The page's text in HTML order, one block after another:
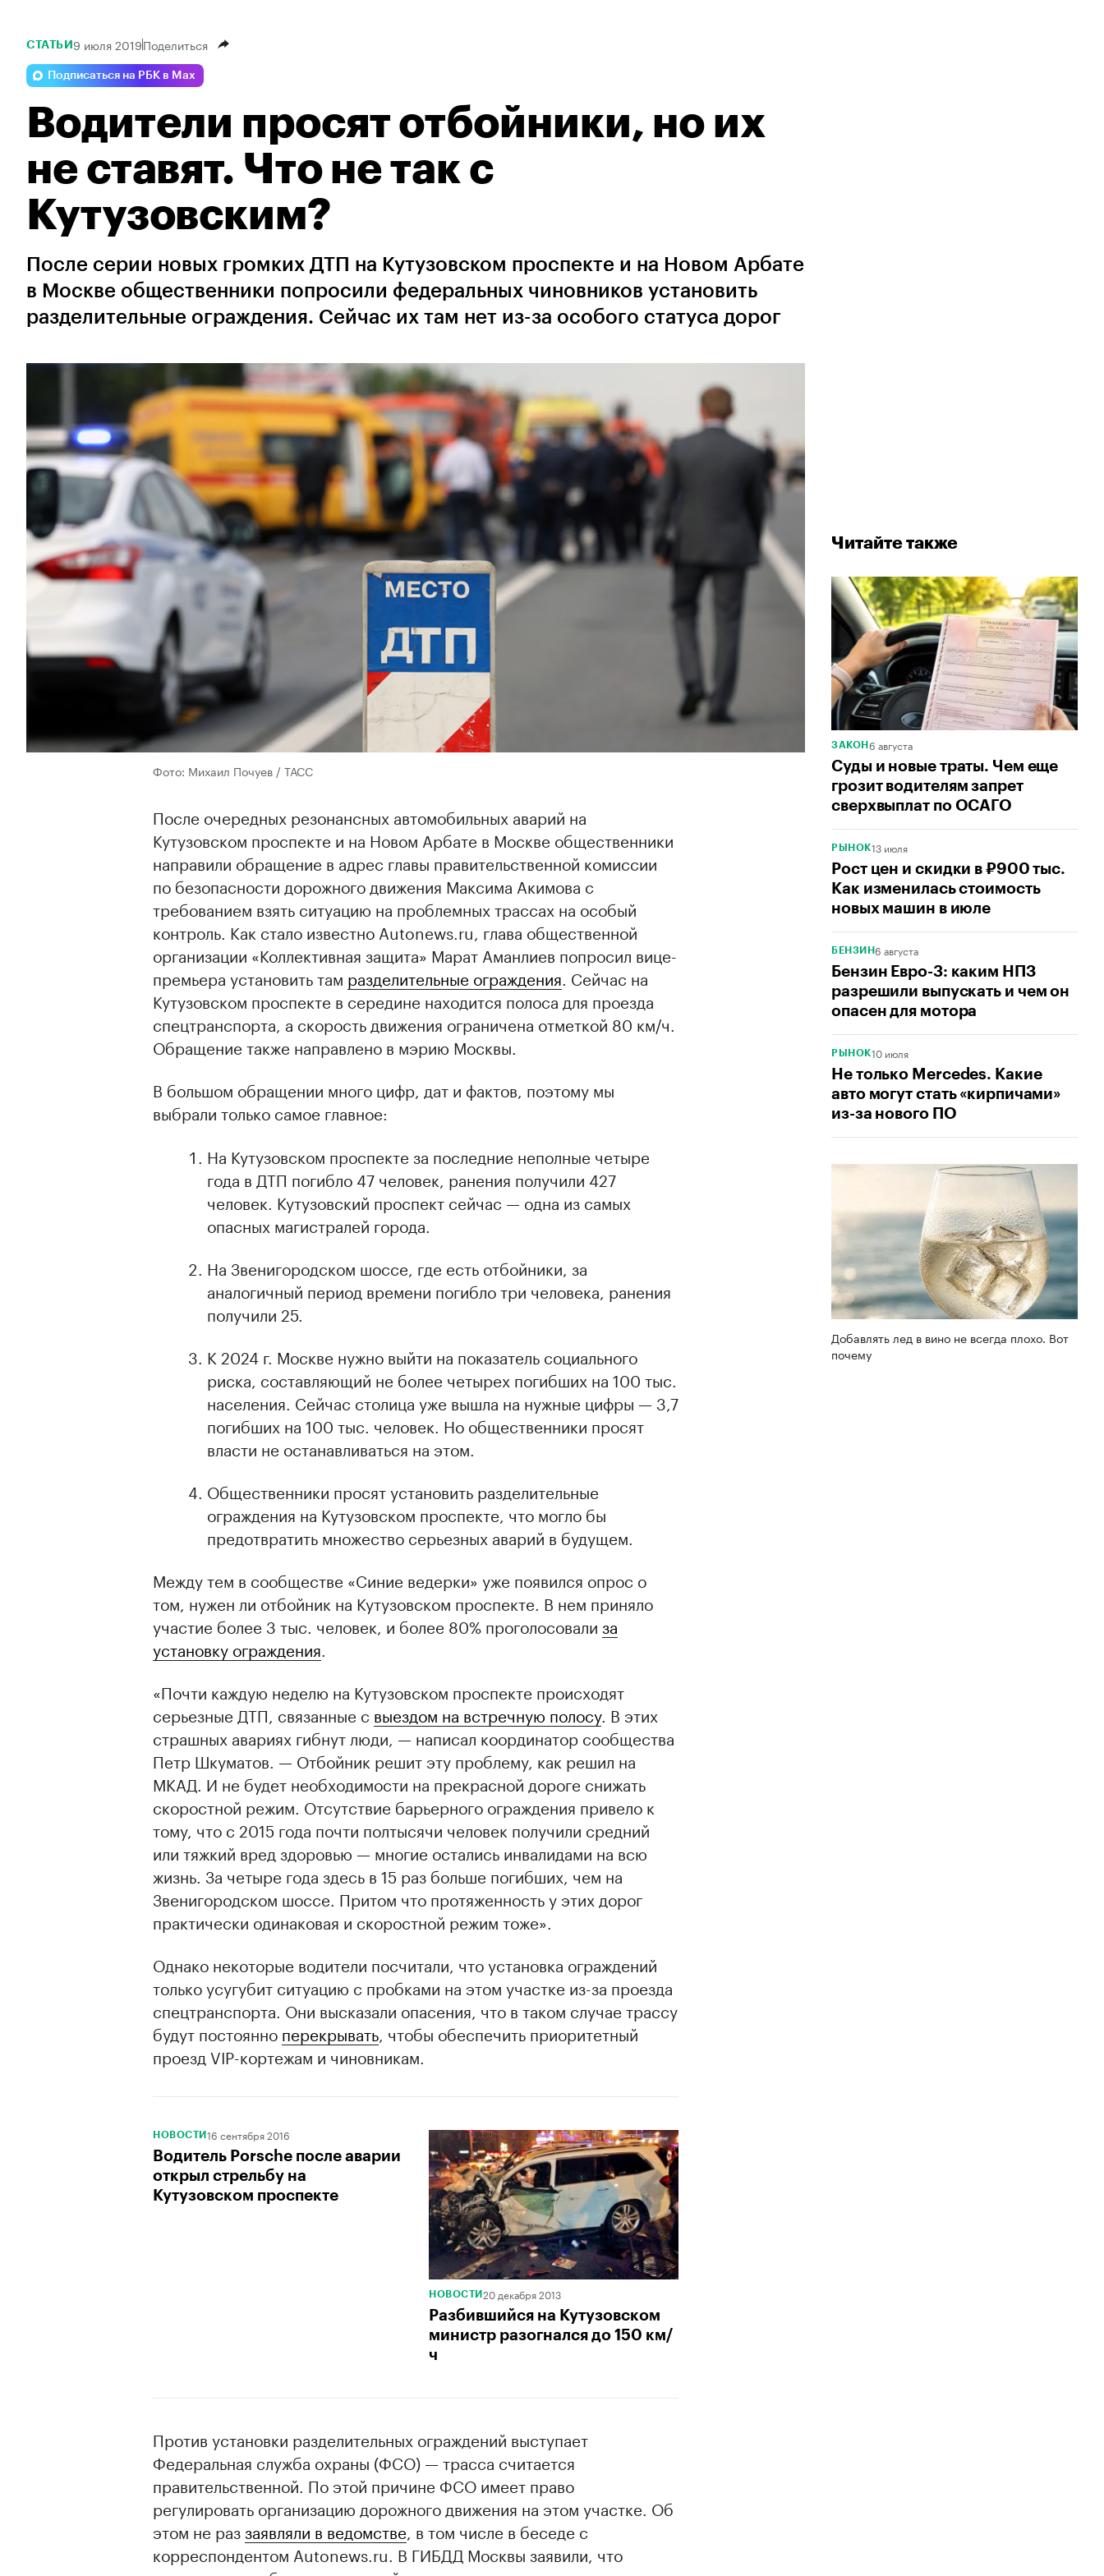
Читайте также
ЗАКОН 6 августа
Суды и новые траты. Чем еще
грозит водителям запрет
сверхвыплат по ОСАГО
РЫНОК13 июля
Рост цен и скидки в ₽900 тыс.
Как изменилась стоимость
новых машин в июле
БЕНЗИН6 августа
Бензин Евро-3: каким НПЗ
разрешили выпускать и чем он
опасен для мотора
РЫНОК10 июля
Не только Mercedes. Какие
авто могут стать «кирпичами»
из-за нового ПО
Добавлять лед в вино не всегда плохо. Вот
почему
СТАТЬИ 9 июля 2019Поделиться
Подписаться на РБК в Max
Водители просят отбойники, но их
не ставят. Что не так с
Кутузовским?
После серии новых громких ДТП на Кутузовском проспекте и на Новом Арбате
в Москве общественники попросили федеральных чиновников установить
разделительные ограждения. Сейчас их там нет из-за особого статуса дорог
Фото: Михаил Почуев / ТАСС
После очередных резонансных автомобильных аварий на
Кутузовском проспекте и на Новом Арбате в Москве общественники
направили обращение в адрес главы правительственной комиссии
по безопасности дорожного движения Максима Акимова с
требованием взять ситуацию на проблемных трассах на особый
контроль. Как стало известно Autonews.ru, глава общественной
организации «Коллективная защита» Марат Аманлиев попросил вице-
премьера установить там разделительные ограждения. Сейчас на
Кутузовском проспекте в середине находится полоса для проезда
спецтранспорта, а скорость движения ограничена отметкой 80 км/ч.
Обращение также направлено в мэрию Москвы.
В большом обращении много цифр, дат и фактов, поэтому мы
выбрали только самое главное:
00:00
На Кутузовском проспекте за последние неполные четыре
года в ДТП погибло 47 человек, ранения получили 427
человек. Кутузовский проспект сейчас — одна из самых
опасных магистралей города.
На Звенигородском шоссе, где есть отбойники, за
аналогичный период времени погибло три человека, ранения
получили 25.
К 2024 г. Москве нужно выйти на показатель социального
риска, составляющий не более четырех погибших на 100 тыс.
населения. Сейчас столица уже вышла на нужные цифры — 3,7
погибших на 100 тыс. человек. Но общественники просят
власти не останавливаться на этом.
Общественники просят установить разделительные
ограждения на Кутузовском проспекте, что могло бы
предотвратить множество серьезных аварий в будущем.
Между тем в сообществе «Синие ведерки» уже появился опрос о
том, нужен ли отбойник на Кутузовском проспекте. В нем приняло
участие более 3 тыс. человек, и более 80% проголосовали за
установку ограждения.
«Почти каждую неделю на Кутузовском проспекте происходят
серьезные ДТП, связанные с выездом на встречную полосу. В этих
страшных авариях гибнут люди, — написал координатор сообщества
Петр Шкуматов. — Отбойник решит эту проблему, как решил на
МКАД. И не будет необходимости на прекрасной дороге снижать
скоростной режим. Отсутствие барьерного ограждения привело к
тому, что с 2015 года почти полтысячи человек получили средний
или тяжкий вред здоровью — многие остались инвалидами на всю
жизнь. За четыре года здесь в 15 раз больше погибших, чем на
Звенигородском шоссе. Притом что протяженность у этих дорог
практически одинаковая и скоростной режим тоже».
Однако некоторые водители посчитали, что установка ограждений
только усугубит ситуацию с пробками на этом участке из-за проезда
спецтранспорта. Они высказали опасения, что в таком случае трассу
будут постоянно перекрывать, чтобы обеспечить приоритетный
проезд VIP-кортежам и чиновникам.
НОВОСТИ 16 сентября 2016
Водитель Porsche после аварии
открыл стрельбу на
Кутузовском проспекте
НОВОСТИ 20 декабря 2013
Разбившийся на Кутузовском
министр разогнался до 150 км/
ч
Против установки разделительных ограждений выступает
Федеральная служба охраны (ФСО) — трасса считается
правительственной. По этой причине ФСО имеет право
регулировать организацию дорожного движения на этом участке. Об
этом не раззаявляли в ведомстве, в том числе в беседе с
корреспондентом Autonews.ru. В ГИБДД Москвы заявили, что